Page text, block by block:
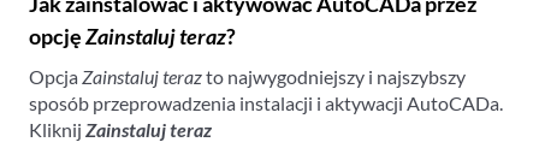
opcjęZainstaluj teraz?
Opcja Zainstaluj terazto najwygodniejszy i najszybszy
sposób przeprowadzenia instalacji i aktywacji AutoCADa.
Kliknij Zainstaluj teraz